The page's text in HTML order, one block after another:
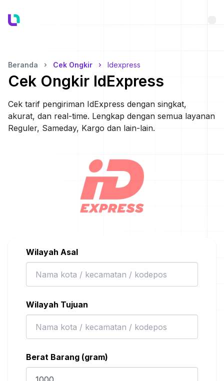
Beranda Cek Ongkir Idexpress
Cek Ongkir IdExpress
Cek tarif pengiriman IdExpress dengan singkat,
akurat, dan real-time. Lengkap dengan semua layanan
Reguler, Sameday, Kargo dan lain-lain.
Wilayah Asal
Wilayah Tujuan
Berat Barang (gram)